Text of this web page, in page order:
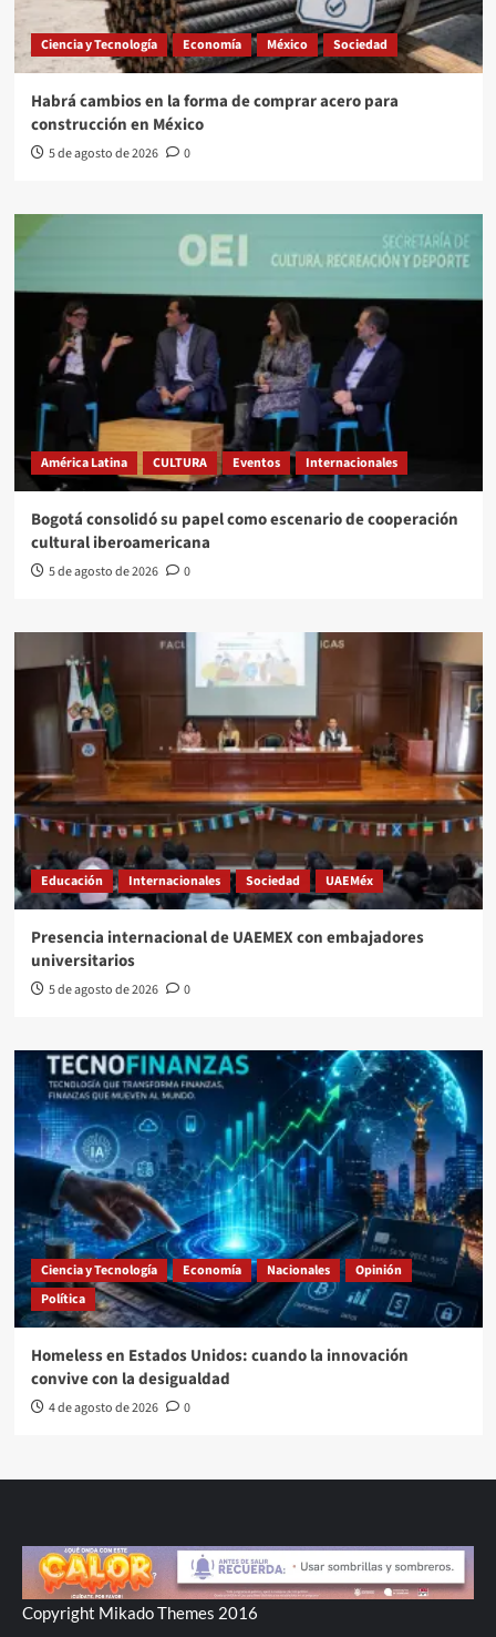
Ciencia y Tecnología Economía México Sociedad
Habrá cambios en la forma de comprar acero para
construcción en México
5 de agosto de 2026 0
América Latina CULTURA Eventos Internacionales
Bogotá consolidó su papel como escenario de cooperación
cultural iberoamericana
5 de agosto de 2026 0
Educación Internacionales Sociedad UAEMéx
Presencia internacional de UAEMEX con embajadores
universitarios
5 de agosto de 2026 0
Ciencia y Tecnología Economía Nacionales
Opinión
Política
Homeless en Estados Unidos: cuando la innovación
convive con la desigualdad
4 de agosto de 2026 0
Copyright Mikado Themes 2016